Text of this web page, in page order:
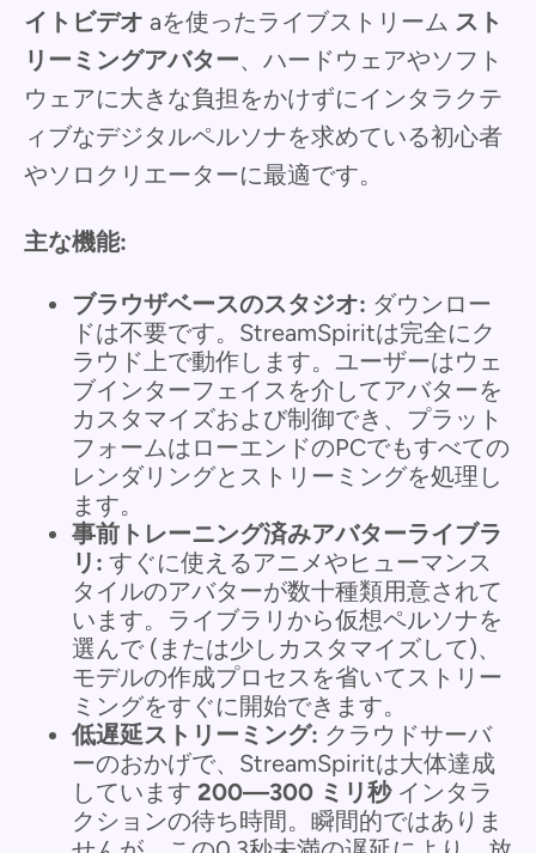
イトビデオ aを使ったライブストリーム スト
リーミングアバター、ハードウェアやソフト
ウェアに大きな負担をかけずにインタラクテ
ィブなデジタルペルソナを求めている初心者
やソロクリエーターに最適です。
主な機能:
ブラウザベースのスタジオ: ダウンロー
ドは不要です。StreamSpiritは完全にク
ラウド上で動作します。ユーザーはウェ
ブインターフェイスを介してアバターを
カスタマイズおよび制御でき、プラット
フォームはローエンドのPCでもすべての
レンダリングとストリーミングを処理し
ます。
事前トレーニング済みアバターライブラ
リ: すぐに使えるアニメやヒューマンス
タイルのアバターが数十種類用意されて
います。ライブラリから仮想ペルソナを
選んで (または少しカスタマイズして)、
モデルの作成プロセスを省いてストリー
ミングをすぐに開始できます。
低遅延ストリーミング: クラウドサーバ
ーのおかげで、StreamSpiritは大体達成
しています 200—300 ミリ秒インタラ
クションの待ち時間。瞬間的ではありま